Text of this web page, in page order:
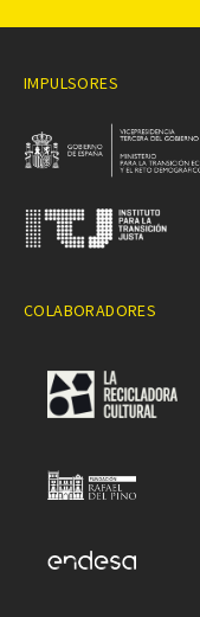
IMPULSORES
COLABORADORES